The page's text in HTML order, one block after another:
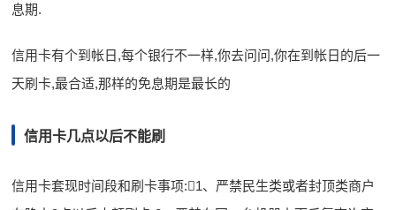
息期.
信用卡有个到帐日,每个银行不一样,你去问问,你在到帐日的后一
天刷卡,最合适,那样的免息期是最长的
信用卡几点以后不能刷
信用卡套现时间段和刷卡事项:1、严禁民生类或者封顶类商户